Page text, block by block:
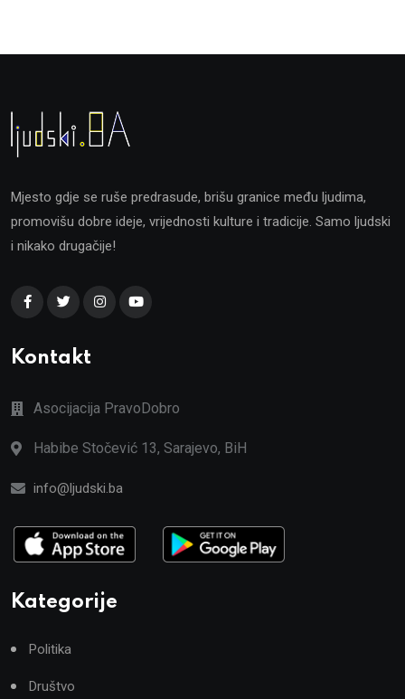
Mjesto gdje se ruše predrasude, brišu granice među ljudima,
promovišu dobre ideje, vrijednosti kulture i tradicije. Samo ljudski
i nikako drugačije!
Kontakt
Asocijacija PravoDobro
Habibe Stočević 13, Sarajevo, BiH
info@ljudski.ba
Kategorije
Politika
Društvo